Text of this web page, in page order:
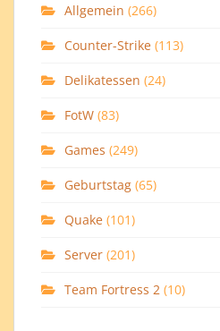
Allgemein (266)
Counter-Strike (113)
Delikatessen (24)
FotW (83)
Games (249)
Geburtstag (65)
Quake (101)
Server (201)
Team Fortress 2 (10)